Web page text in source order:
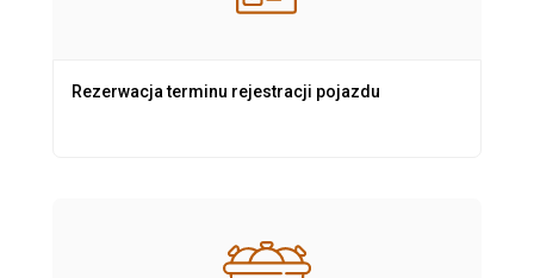
Rezerwacja terminu rejestracji pojazdu